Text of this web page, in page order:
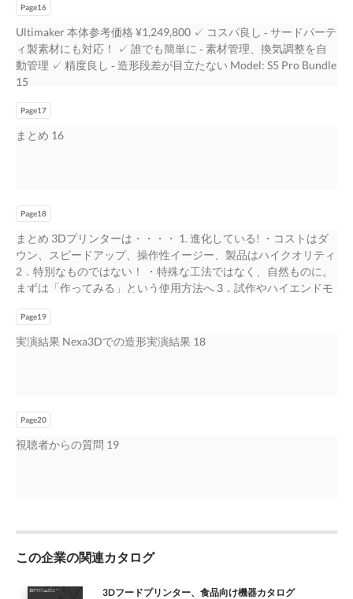
Page16
Ultimaker 本体参考価格 ¥1,249,800 ✓ コスパ良し ‐ サードパーテ
ィ製素材にも対応！ ✓ 誰でも簡単に ‐ 素材管理、換気調整を自
動管理 ✓ 精度良し ‐ 造形段差が目立たない Model: S5 Pro Bundle
15
Page17
まとめ 16
Page18
まとめ 3Dプリンターは・・・・ 1. 進化している! ・コストはダ
ウン、スピードアップ、操作性イージー、製品はハイクオリティ
2．特別なものではない！ ・特殊な工法ではなく、自然ものに。
まずは「作ってみる」という使用方法へ 3．試作やハイエンドモ
的な工法として工程に組み込まれ量産品にも対応！ 17
Page19
実演結果 Nexa3Dでの造形実演結果 18
Page20
視聴者からの質問 19
この企業の関連カタログ
3Dフードプリンター、食品向け機器カタログ